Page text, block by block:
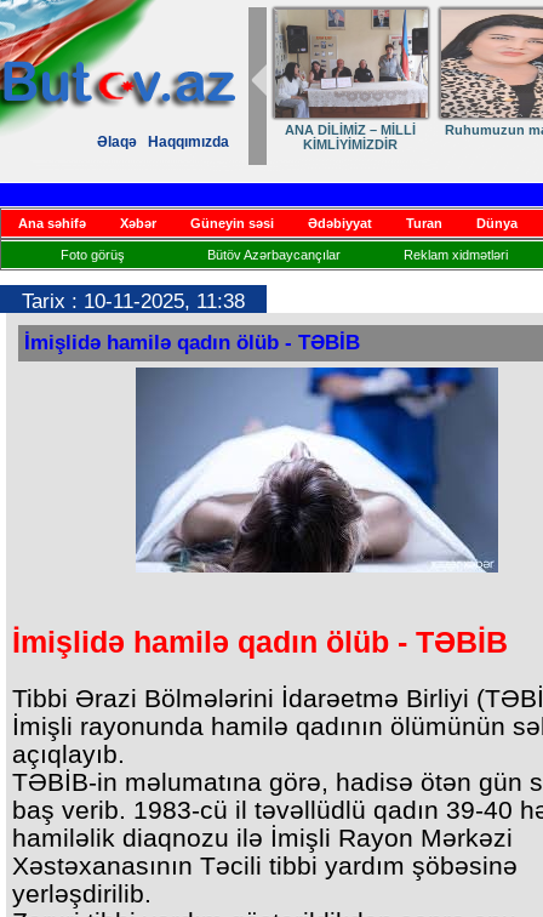
Əlaqə Haqqımızda
ANA DİLİMİZ – MİLLİ
KİMLİYİMİZDİR
Ruhumuzun
Ana səhifə Xəbər Güneyin səsi Ədəbiyyat Turan Dünya
Foto görüş Bütöv Azərbaycançılar Reklam xidmətləri
Tarix : 10-11-2025, 11:38
İmişlidə hamilə qadın ölüb - TƏBİB
İmişlidə hamilə qadın ölüb - TƏBİB
Tibbi Ərazi Bölmələrini İdarəetmə Birliyi
İmişli rayonunda hamilə qadının ölümünün
açıqlayıb.
TƏBİB-in məlumatına görə, hadisə ötən gün
baş verib. 1983-cü il təvəllüdlü qadın 39-40
hamiləlik diaqnozu ilə İmişli Rayon Mərkəzi
Xəstəxanasının Təcili tibbi yardım şöbəsinə
yerləşdirilib.